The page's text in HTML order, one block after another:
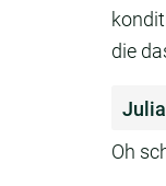
die
Oh